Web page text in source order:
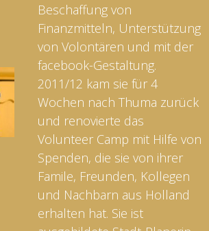
Beschaffung von
Finanzmitteln, Unterstützung
von Volontären und mit der
facebook-Gestaltung.
2011/12 kam sie für 4
Wochen nach Thuma zurück
und renovierte das
Volunteer Camp mit Hilfe von
Spenden, die sie von ihrer
Famile, Freunden, Kollegen
und Nachbarn aus Holland
erhalten hat. Sie ist